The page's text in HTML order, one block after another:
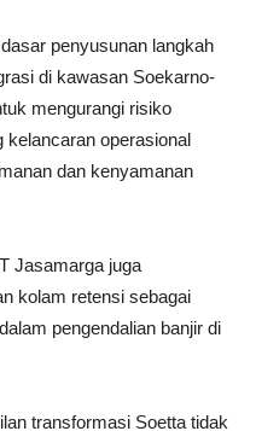
penyusunan langkah
di kawasan Soekarno-
mengurangi risiko
kelancaran operasional
dan kenyamanan
Jasamarga juga
kolam retensi sebagai
pengendalian banjir di
transformasi Soetta tidak